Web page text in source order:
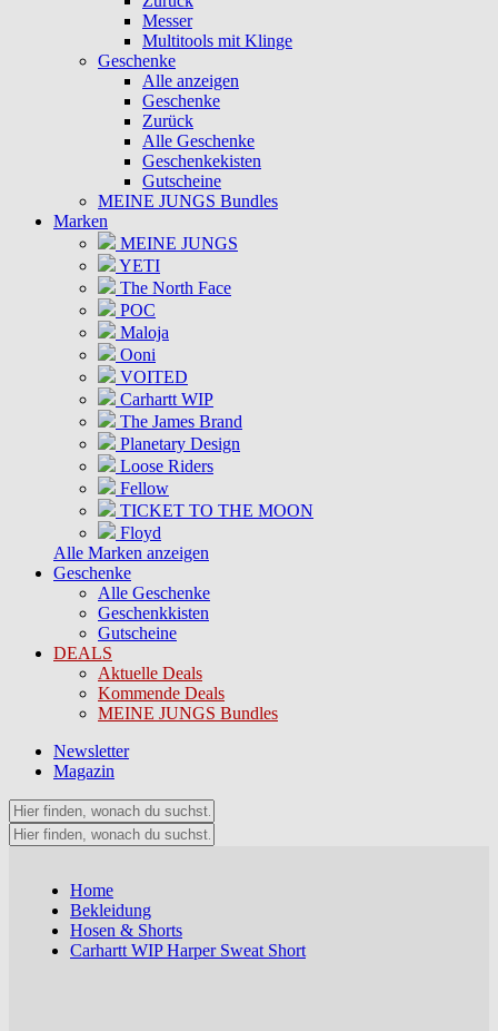
Messer
Multitools mit Klinge
Geschenke
Alle anzeigen
Geschenke
Zurück
Alle Geschenke
Geschenkekisten
Gutscheine
MEINE JUNGS Bundles
Marken
MEINE JUNGS
YETI
The North Face
POC
Maloja
Ooni
VOITED
Carhartt WIP
The James Brand
Planetary Design
Loose Riders
Fellow
TICKET TO THE MOON
Floyd
Alle Marken anzeigen
Geschenke
Alle Geschenke
Geschenkkisten
Gutscheine
DEALS
Aktuelle Deals
Kommende Deals
MEINE JUNGS Bundles
Newsletter
Magazin
Home
Bekleidung
Hosen & Shorts
Carhartt WIP Harper Sweat Short